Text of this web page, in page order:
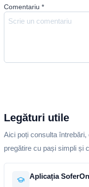
Comentariu *
Legături utile
Aici poți consulta
pregătire cu pași simpli și
Aplicația